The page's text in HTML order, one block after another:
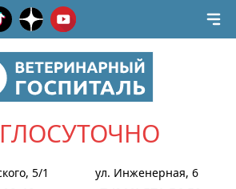
5/1 ул. Инженерная, 6